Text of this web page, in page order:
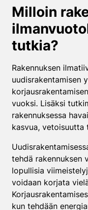
Milloin
tutkia?
Rakennuksen
uudisrakentamisen
vuoksi. Lisäksi
rakennuksessa
kasvua, vetoisuutta
tehdä rakennuksen
lopullisia
voidaan korjata
kun tehdään